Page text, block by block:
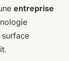
entreprise